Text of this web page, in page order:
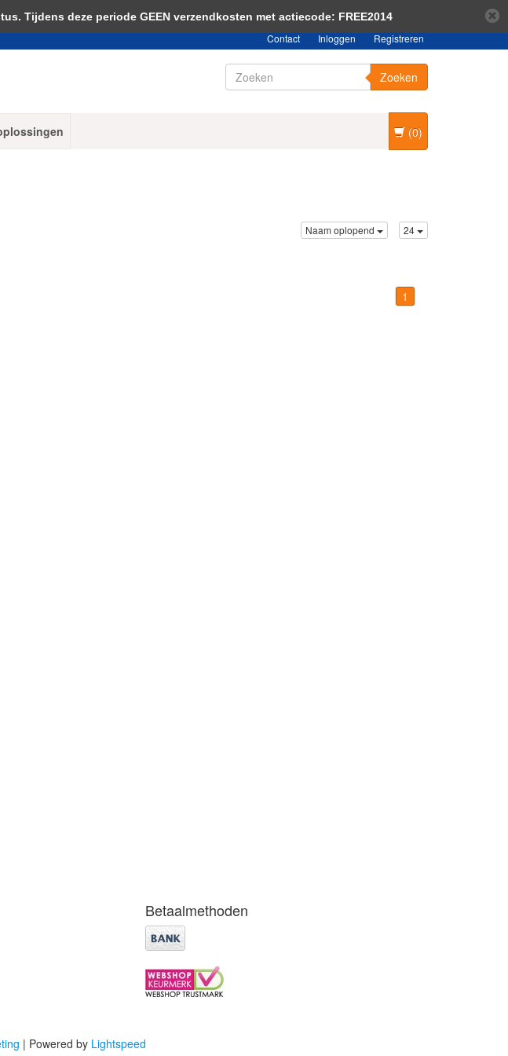
Contact Inloggen Registreren
Zoeken
(0)
Naam oplopend 24
1
Betaalmethoden
| Powered by Lightspeed
website te verbeteren. Dit bericht verbergen Meer over cookies »
Tijdens deze periode GEEN verzendkosten met actiecode: FREE2014